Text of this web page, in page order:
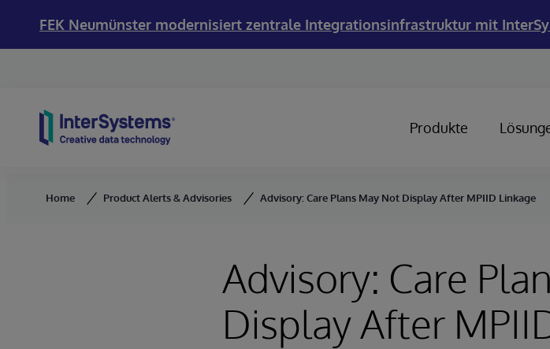
FEK Neumünster modernisiert zentrale Integrationsinfrastruktur mit
Produkte
Home Product Alerts & Advisories Advisory: Care Plans May Not Display After MPIID Linkage
Advisory: Care
Display After